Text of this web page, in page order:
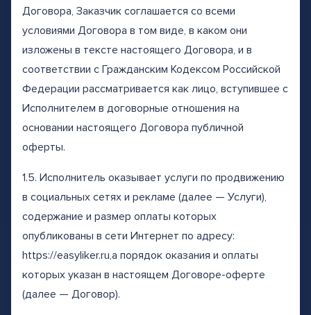
Договора, Заказчик соглашается со всеми
условиями Договора в том виде, в каком они
изложены в тексте настоящего Договора, и в
соответствии с Гражданским Кодексом Российской
Федерации рассматривается как лицо, вступившее с
Исполнителем в договорные отношения на
основании настоящего Договора публичной
оферты.
1.5. Исполнитель оказывает услуги по продвижению
в социальных сетях и рекламе (далее — Услуги),
содержание и размер оплаты которых
опубликованы в сети Интернет по адресу:
https://easyliker.ru,а порядок оказания и оплаты
которых указан в настоящем Договоре-оферте
(далее — Договор).